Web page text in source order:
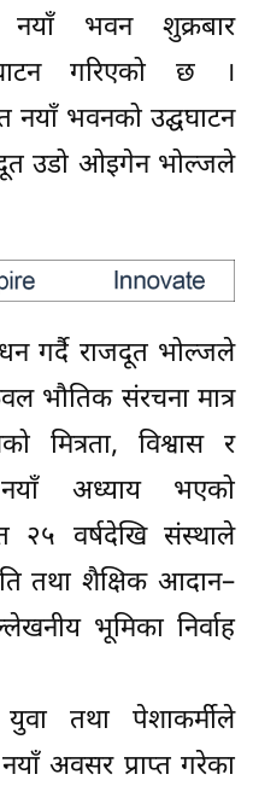
नयाँ भवन शुक्रबार
गरिएको छ ।
नयाँ भवनको उद्घघाटन
उडो ओइगेन भोल्जले
गर्दै राजदूत भोल्जले
भौतिक संरचना मात्र
मित्रता, विश्वास र
अध्याय भएको
२५ वर्षदेखि संस्थाले
तथा शैक्षिक आदान–
भूमिका निर्वाह
युवा तथा पेशाकर्मीले
अवसर प्राप्त गरेका